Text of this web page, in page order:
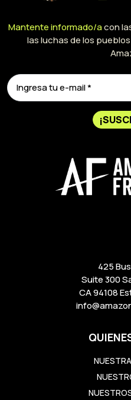
Mantente informado/acon
las luchas de los
425
Suite 300
CA 94108